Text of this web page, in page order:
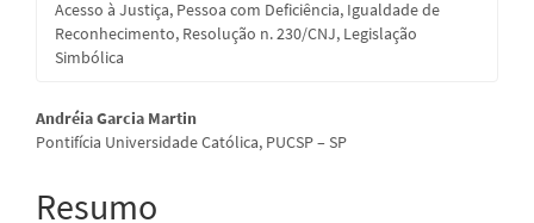
Acesso à Justiça, Pessoa com Deficiência, Igualdade de
Reconhecimento, Resolução n. 230/CNJ, Legislação
Simbólica
Conteúdo
do
artigo
Andréia Garcia Martin
Pontifícia Universidade Católica, PUCSP – SP
Resumo